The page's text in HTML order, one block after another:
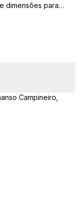
dimensões para
terrenos, salas
Campineiro,